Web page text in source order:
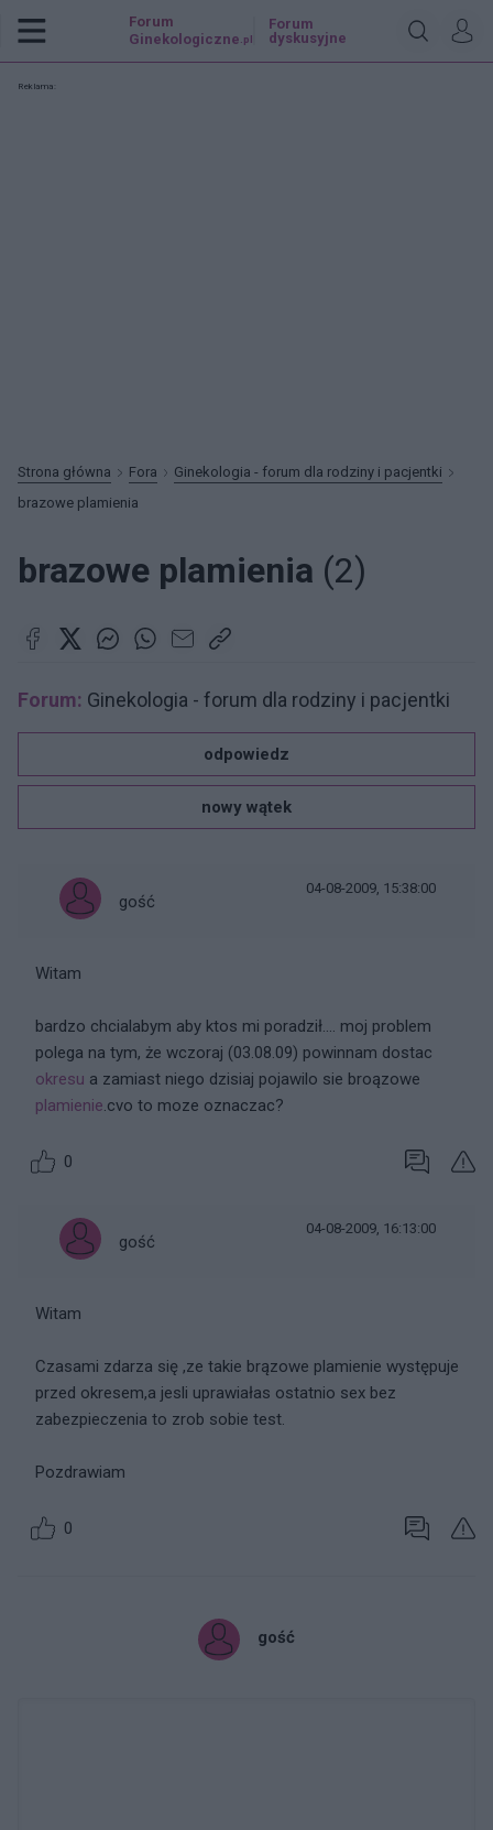
Forum
Ginekologiczne .pl
Forum
dyskusyjne
Reklama:
Strona główna Fora
Ginekologia - forum dla rodziny i pacjentki
brazowe plamienia
brazowe plamienia (2)
Forum: Ginekologia - forum dla rodziny i pacjentki
odpowiedz
nowy wątek
gość
04-08-2009, 15:38:00
Witam
bardzo chcialabym aby ktos mi poradził.... moj problem
polega na tym, że wczoraj (03.08.09) powinnam dostac
okresu a zamiast niego dzisiaj pojawilo sie broązowe
plamienie.cvo to moze oznaczac?
0
gość
04-08-2009, 16:13:00
Witam
Czasami zdarza się ,ze takie brązowe plamienie występuje
przed okresem,a jesli uprawiałas ostatnio sex bez
zabezpieczenia to zrob sobie test.
Pozdrawiam
0
gość